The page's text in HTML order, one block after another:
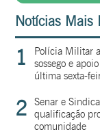
Notícias Mais
1
Polícia Militar
sossego e
última sexta-
2
Senar e
qualificação
comunidade